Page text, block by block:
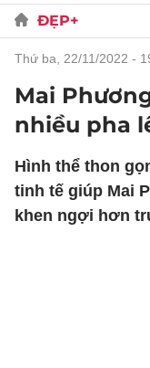
ĐẸP+
thứ ba, 22/11/2022 -
Mai
nhiều pha
Hình thể thon
tinh tế giúp Mai
khen ngợi hơn